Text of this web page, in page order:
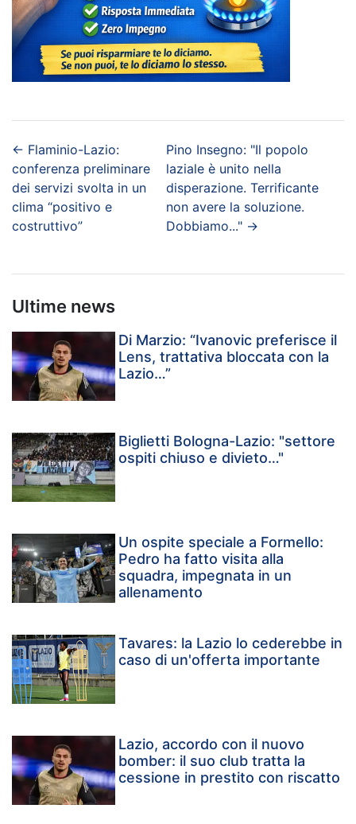
← Flaminio-Lazio:
conferenza preliminare
dei servizi svolta in un
clima “positivo e
costruttivo”
Pino Insegno: "Il popolo
laziale è unito nella
disperazione. Terrificante
non avere la soluzione.
Dobbiamo..."→
Ultime news
Di Marzio: “Ivanovic preferisce il
Lens, trattativa bloccata con la
Lazio…”
Biglietti Bologna-Lazio: "settore
ospiti chiuso e divieto…"
Un ospite speciale a Formello:
Pedro ha fatto visita alla
squadra, impegnata in un
allenamento
Tavares: la Lazio lo cederebbe in
caso di un'offerta importante
Lazio, accordo con il nuovo
bomber: il suo club tratta la
cessione in prestito con riscatto